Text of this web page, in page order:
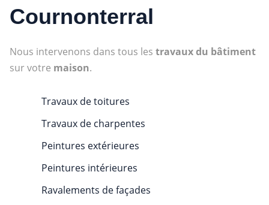
Cournonterral
Nous intervenons dans tous les travaux du bâtiment
sur votre maison.
Travaux de toitures
Travaux de charpentes
Peintures extérieures
Peintures intérieures
Ravalements de façades